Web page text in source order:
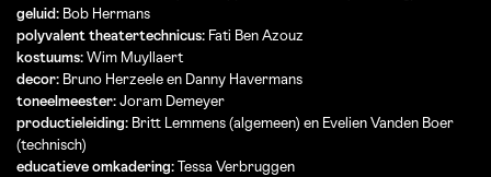
geluid: Bob Hermans
polyvalent theatertechnicus: Fati Ben Azouz
kostuums: Wim Muyllaert
decor: Bruno Herzeele en Danny Havermans
toneelmeester: Joram Demeyer
productieleiding: Britt Lemmens (algemeen) en Evelien Vanden Boer
(technisch)
educatieve omkadering: Tessa Verbruggen